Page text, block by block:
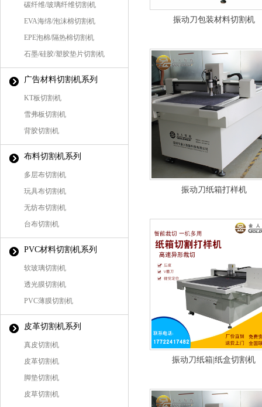
碳纤维/玻璃纤维切割机
EVA海绵/泡沫棉切割机
EPE泡棉/隔热棉切割机
石墨/硅胶/塑胶垫片切割机
广告材料切割机系列
KT板切割机
雪弗板切割机
背胶切割机
布料切割机系列
多层布切割机
玩具布切割机
无纺布切割机
台布切割机
PVC材料切割机系列
软玻璃切割机
透光膜切割机
PVC薄膜切割机
皮革切割机系列
真皮切割机
皮革切割机
脚垫切割机
皮草切割机
振动刀包装材料切割机
振动刀纸箱打样机
振动刀纸箱|纸盒切割机